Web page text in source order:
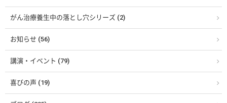
がん治療養生中の落とし穴シリーズ (2)
お知らせ (56)
講演・イベント (79)
喜びの声 (19)